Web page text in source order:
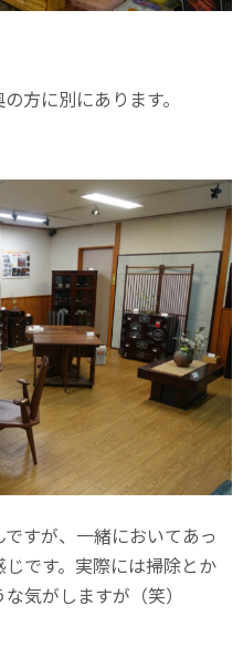
方に別にあります。
すが、一緒においてあっ
です。実際には掃除とか
気がしますが（笑）